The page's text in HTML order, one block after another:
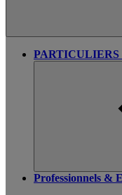
PARTICULIERS
Professionnels &